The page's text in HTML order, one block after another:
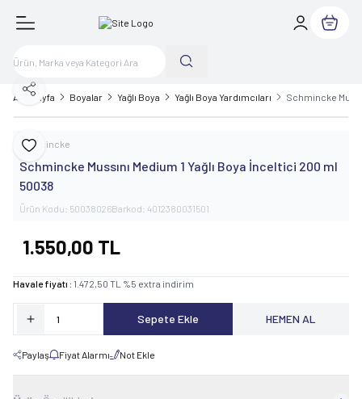
Sepetim
Ana Sayfa Boyalar Yağlı Boya Yağlı Boya Yardımcıları Schmincke
Favoriye Ekle
Paylaş
Schmincke
Schmincke Mussını Medium 1 Yağlı Boya İnceltici 200 ml
50038
Ürün Kodu: 50038026Barkod: 4012380031501
1.550,00 TL
Havale fiyatı : 1.472,50 TL %5 extra indirim
Sepete Ekle HEMEN AL
Paylaş Fiyat Alarmı Not Ekle